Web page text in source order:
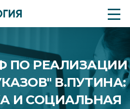
ПО РЕАЛИЗАЦИИ
В.ПУТИНА:
И СОЦИАЛЬНАЯ